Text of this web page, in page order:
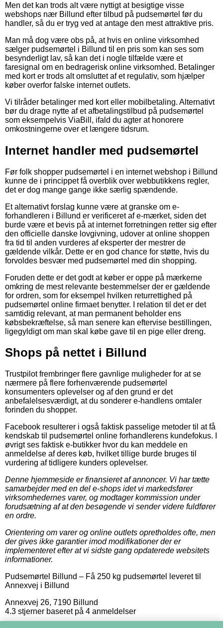
Men det kan trods alt være nyttigt at besigtige visse
webshops nær Billund efter tilbud på pudsemørtel før du
handler, så du er tryg ved at antage den mest attraktive pris.
Man må dog være obs på, at hvis en online virksomhed
sælger pudsemørtel i Billund til en pris som kan ses som
besynderligt lav, så kan det i nogle tilfælde være et
faresignal om en bedragerisk online virksomhed. Betalinger
med kort er trods alt omsluttet af et regulativ, som hjælper
køber overfor falske internet outlets.
Vi tilråder betalinger med kort eller mobilbetaling. Alternativt
bør du drage nytte af et afbetalingstilbud på pudsemørtel
som eksempelvis ViaBill, ifald du agter at honorere
omkostningerne over et længere tidsrum.
Internet handler med pudsemørtel
Før folk shopper pudsemørtel i en internet webshop i Billund
kunne de i princippet få overblik over webbutikkens regler,
det er dog mange gange ikke særlig spændende.
Et alternativt forslag kunne være at granske om e-
forhandleren i Billund er verificeret af e-mærket, siden det
burde være et bevis på at internet forretningen retter sig efter
den officielle danske lovgivning, udover at online shoppen
fra tid til anden vurderes af eksperter der mestrer de
gældende vilkår. Dette er en god chance for støtte, hvis du
forvoldes besvær med pudsemørtel med din shopping.
Foruden dette er det godt at køber er oppe på mærkerne
omkring de mest relevante bestemmelser der er gældende
for ordren, som for eksempel hvilken returrettighed på
pudsemørtel online firmaet benytter. I relation til det er det
samtidig relevant, at man permanent beholder ens
købsbekræftelse, så man senere kan eftervise bestillingen,
ligegyldigt om man skal købe gave til en pige eller dreng.
Shops på nettet i Billund
Trustpilot frembringer flere gavnlige muligheder for at se
nærmere på flere forhenværende pudsemørtel
konsumenters oplevelser og af den grund er det
anbefalelsesværdigt, at du sonderer e-handlens omtaler
forinden du shopper.
Facebook resulterer i også faktisk passelige metoder til at få
kendskab til pudsemørtel online forhandlerens kundefokus. I
øvrigt ses faktisk e-butikker hvor du kan meddele en
anmeldelse af deres køb, hvilket tillige burde bruges til
vurdering af tidligere kunders oplevelser.
Denne hjemmeside er finansieret af annoncer. Vi har tætte
samarbejder med en del e-shops idet vi markedsfører
virksomhedernes varer, og modtager kommission under
forudsætning af at den besøgende vi sender videre fuldfører
en ordre.
Orientering om varer og online outlets opretholdes ofte, men
der gives ikke garantier imod modifikationer der er
implementeret efter at vi sidste gang opdaterede websitets
informationer.
Pudsemørtel Billund – Få 250 kg pudsemørtel leveret til
Annexvej i Billund
Annexvej 26, 7190 Billund
4.3 stjerner baseret på 4 anmeldelser